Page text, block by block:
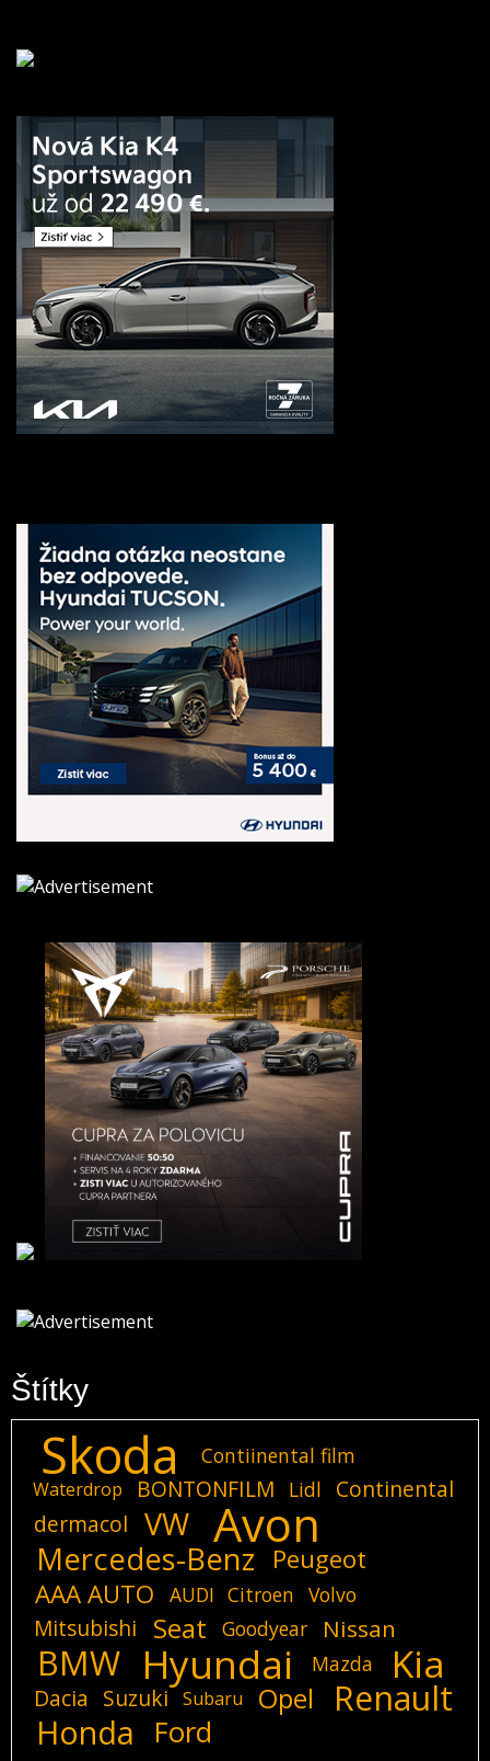
Štítky
Skoda Contiinental film
Waterdrop BONTONFILM Lidl
Continental
dermacol
VW Avon
Mercedes-Benz
Peugeot
AAA AUTO
AUDI Citroen Volvo
Mitsubishi Seat Goodyear Nissan
BMW Hyundai Mazda Kia
Dacia Suzuki Subaru Opel Renault
Honda Ford